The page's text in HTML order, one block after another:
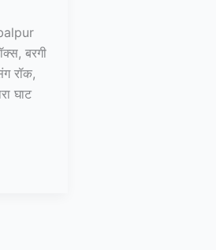
बरगी
रॉक,
घाट